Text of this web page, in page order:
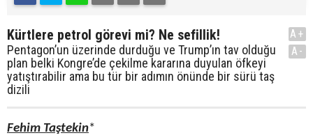
Kürtlere petrol görevi mi? Ne sefillik!
Pentagon’un üzerinde durduğu ve Trump’ın tav olduğu
plan belki Kongre’de çekilme kararına duyulan öfkeyi
yatıştırabilir ama bu tür bir adımın önünde bir sürü taş
dizili
A+
A-
Fehim Taştekin*